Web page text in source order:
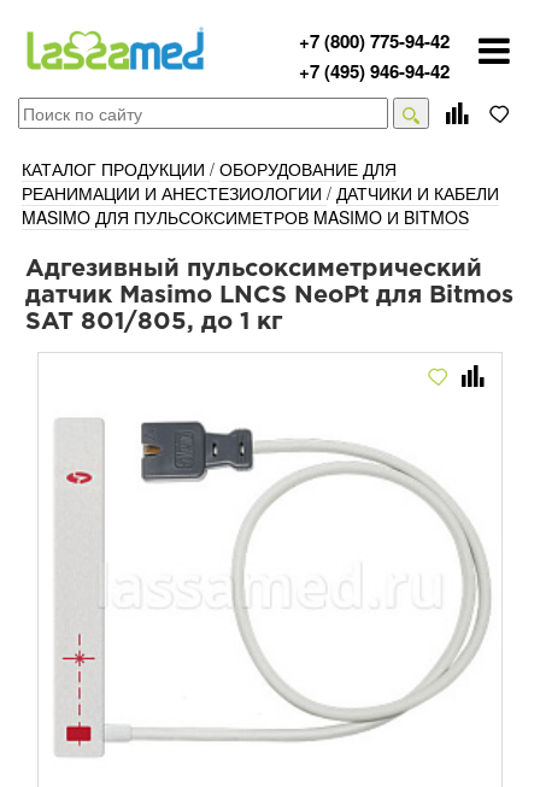
+7 (800) 775-94-42
+7 (495) 946-94-42
КАТАЛОГ ПРОДУКЦИИ / ОБОРУДОВАНИЕ ДЛЯ
РЕАНИМАЦИИ И АНЕСТЕЗИОЛОГИИ / ДАТЧИКИ И КАБЕЛИ
MASIMO ДЛЯ ПУЛЬСОКСИМЕТРОВ MASIMO И BITMOS
Адгезивный пульсоксиметрический
датчик Masimo LNCS NeoPt для Bitmos
SAT 801/805, до 1 кг